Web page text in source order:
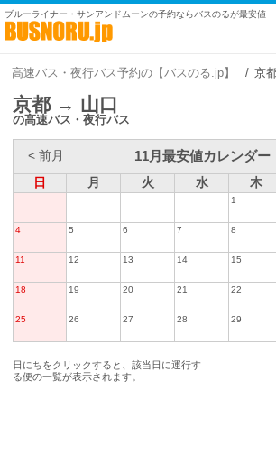
ブルーライナー・サンアンドムーンの予約ならバスのるが最安値
高速バス・夜行バス予約の【バスのる.jp】 京
京都 → 山口
の高速バス・夜行バス
< 前月 11月最安値カレンダー
日
月 火 水 木
1
4 5 6 7 8
11 12 13 14 15
18 19 20 21 22
25 26 27 28 29
日にちをクリックすると、該当日に運行す
る便の一覧が表示されます。